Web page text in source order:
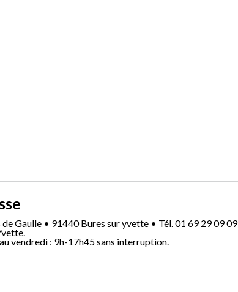
de Gaulle • 91440 Bures sur yvette • Tél. 01 69 29 09 09
vendredi : 9h-17h45 sans interruption.